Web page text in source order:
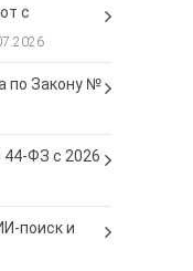
с
по Закону №
44-ФЗ с 2026
поиск и